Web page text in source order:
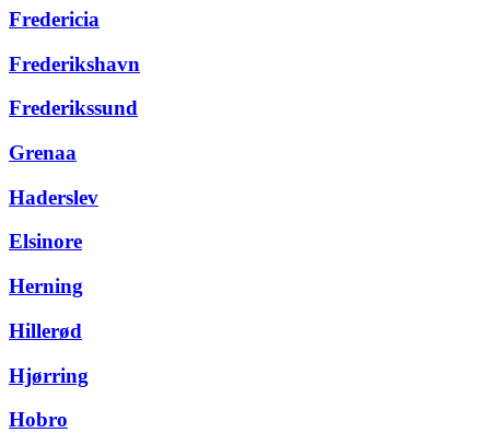
Fredericia
Frederikshavn
Frederikssund
Grenaa
Haderslev
Elsinore
Herning
Hillerød
Hjørring
Hobro